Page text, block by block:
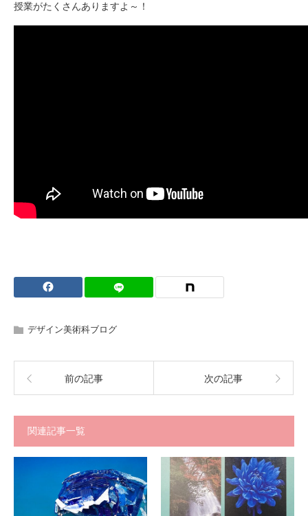
授業がたくさんありますよ～！
デザイン美術科ブログ
前の記事 次の記事
関連記事一覧